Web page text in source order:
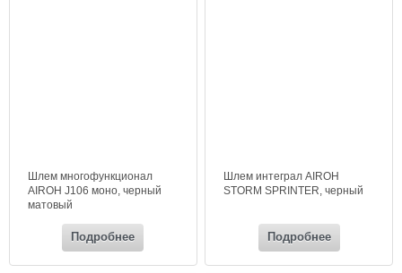
Шлем многофункционал
AIROH J106 моно, черный
матовый
Подробнее
Шлем интеграл AIROH
STORM SPRINTER, черный
Подробнее